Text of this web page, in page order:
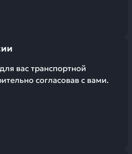
вас транспортной
согласовав с вами.